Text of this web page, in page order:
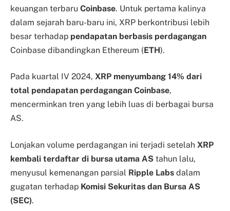
keuangan terbaru Coinbase. Untuk pertama kalinya
dalam sejarah baru-baru ini, XRP berkontribusi lebih
besar terhadap pendapatan berbasis perdagangan
Coinbase dibandingkan Ethereum (ETH).
Pada kuartal IV 2024, XRP menyumbang 14% dari
total pendapatan perdagangan Coinbase,
mencerminkan tren yang lebih luas di berbagai bursa
AS.
Lonjakan volume perdagangan ini terjadi setelah XRP
kembali terdaftar di bursa utama AS tahun lalu,
menyusul kemenangan parsial Ripple Labs dalam
gugatan terhadap Komisi Sekuritas dan Bursa AS
(SEC).